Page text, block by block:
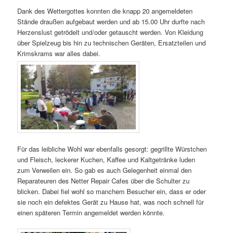
Dank des Wettergottes konnten die knapp 20 angemeldeten
Stände draußen aufgebaut werden und ab 15.00 Uhr durfte nach
Herzenslust getrödelt und/oder getauscht werden. Von Kleidung
über Spielzeug bis hin zu technischen Geräten, Ersatzteilen und
Krimskrams war alles dabei.
Für das leibliche Wohl war ebenfalls gesorgt: gegrillte Würstchen
und Fleisch, leckerer Kuchen, Kaffee und Kaltgetränke luden
zum Verweilen ein. So gab es auch Gelegenheit einmal den
Reparateuren des Netter Repair Cafes über die Schulter zu
blicken. Dabei fiel wohl so manchem Besucher ein, dass er oder
sie noch ein defektes Gerät zu Hause hat, was noch schnell für
einen späteren Termin angemeldet werden könnte.